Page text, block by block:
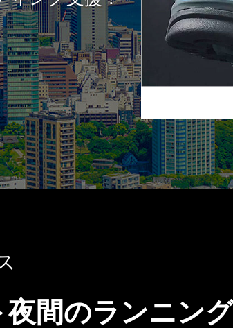
間のランニン